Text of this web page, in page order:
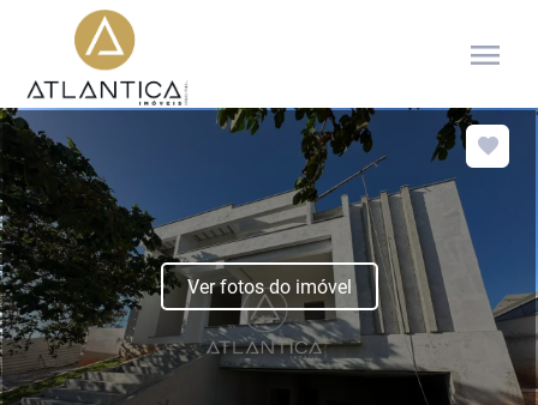
menu
Ver fotos do imóvel